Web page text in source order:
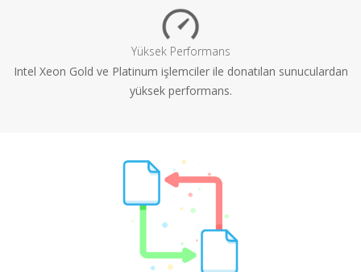
Yüksek Performans
Intel Xeon Gold ve Platinum işlemciler ile donatılan sunuculardan
yüksek performans.